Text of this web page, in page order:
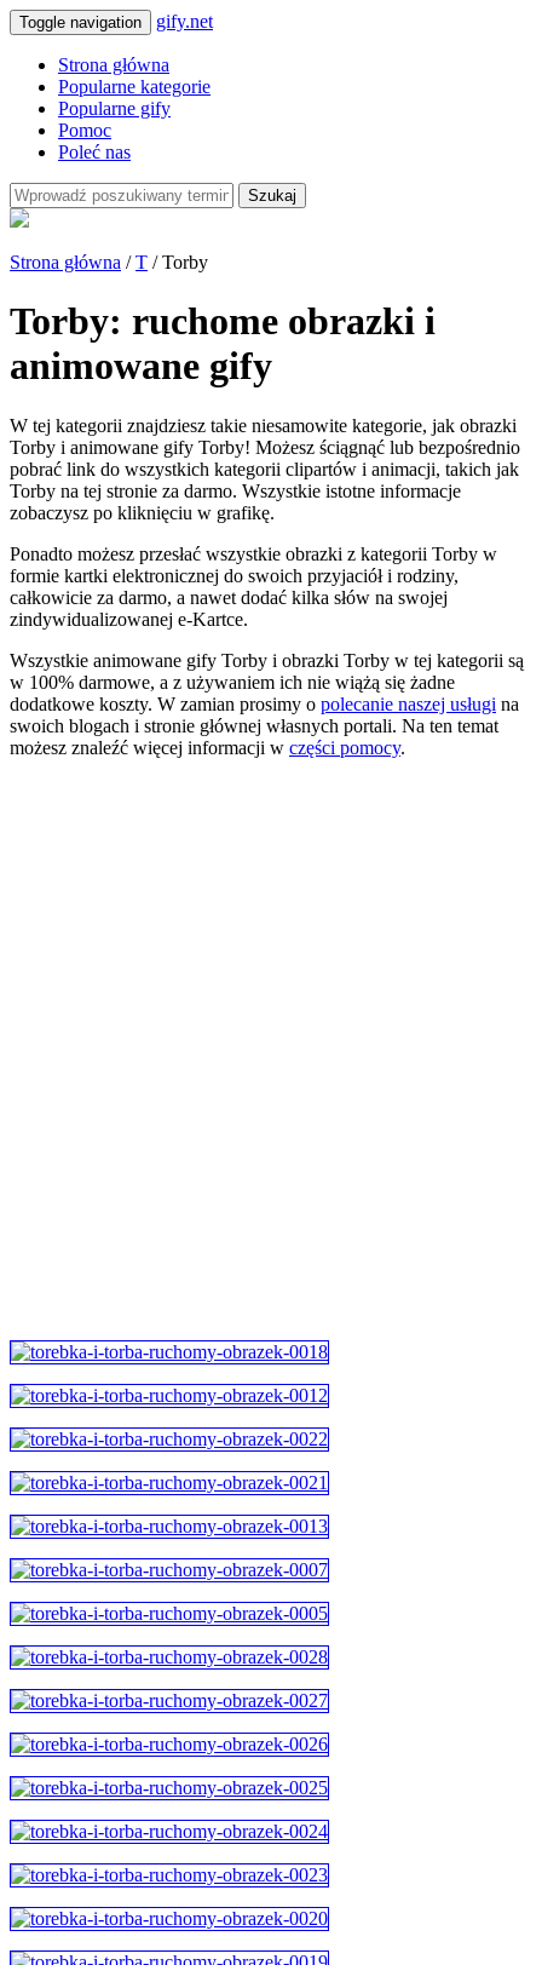
Toggle navigation gify.net
Strona główna
Popularne kategorie
Popularne gify
Pomoc
Poleć nas
Szukaj
Strona główna /T / Torby
Torby: ruchome obrazki i
animowane gify
W tej kategorii znajdziesz takie niesamowite kategorie, jak obrazki
Torby i animowane gify Torby! Możesz ściągnąć lub bezpośrednio
pobrać link do wszystkich kategorii clipartów i animacji, takich jak
Torby na tej stronie za darmo. Wszystkie istotne informacje
zobaczysz po kliknięciu w grafikę.
Ponadto możesz przesłać wszystkie obrazki z kategorii Torby w
formie kartki elektronicznej do swoich przyjaciół i rodziny,
całkowicie za darmo, a nawet dodać kilka słów na swojej
zindywidualizowanej e-Kartce.
Wszystkie animowane gify Torby i obrazki Torby w tej kategorii są
w 100% darmowe, a z używaniem ich nie wiążą się żadne
dodatkowe koszty. W zamian prosimy o polecanie naszej usługi na
swoich blogach i stronie głównej własnych portali. Na ten temat
możesz znaleźć więcej informacji w części pomocy.